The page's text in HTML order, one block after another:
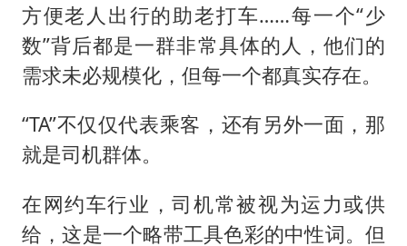
方便老人出行的助老打车……每一个“少
数”背后都是一群非常具体的人，他们的
需求未必规模化，但每一个都真实存在。
“TA”不仅仅代表乘客，还有另外一面，那
就是司机群体。
在网约车行业，司机常被视为运力或供
给，这是一个略带工具色彩的中性词。但